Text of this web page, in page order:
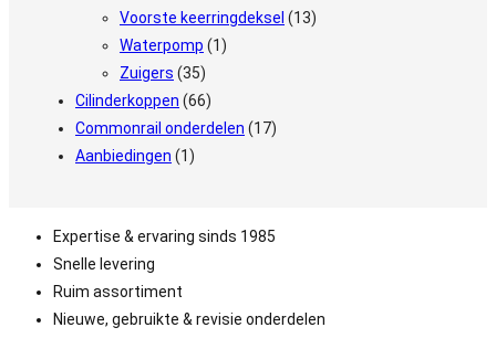
Voorste keerringdeksel (13)
Waterpomp (1)
Zuigers (35)
Cilinderkoppen (66)
Commonrail onderdelen (17)
Aanbiedingen (1)
Expertise & ervaring sinds 1985
Snelle levering
Ruim assortiment
Nieuwe, gebruikte & revisie onderdelen